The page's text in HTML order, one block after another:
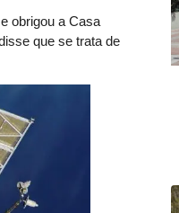
obrigou a Casa
que se trata de